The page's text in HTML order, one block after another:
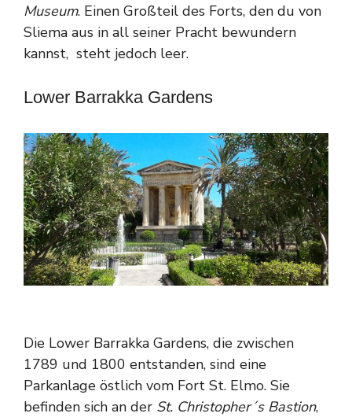
Museum. Einen Großteil des Forts, den du von
Sliema aus in all seiner Pracht bewundern
kannst, steht jedoch leer.
Lower Barrakka Gardens
Die Lower Barrakka Gardens, die zwischen
1789 und 1800 entstanden, sind eine
Parkanlage östlich vom Fort St. Elmo. Sie
befinden sich an der St. Christopher´s Bastion,